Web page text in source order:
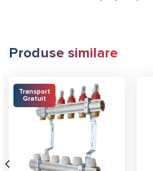
Produse similare
Transport
Gratuit